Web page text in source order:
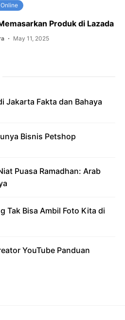
Produk di Lazada
May 11, 2025
Jakarta Fakta dan Bahaya
Bisnis Petshop
Puasa Ramadhan: Arab
Tak Bisa Ambil Foto Kita di
YouTube Panduan